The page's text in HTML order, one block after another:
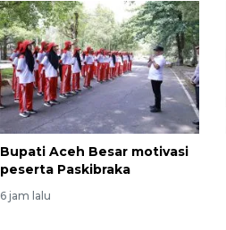
Bupati Aceh Besar motivasi
peserta Paskibraka
6 jam lalu